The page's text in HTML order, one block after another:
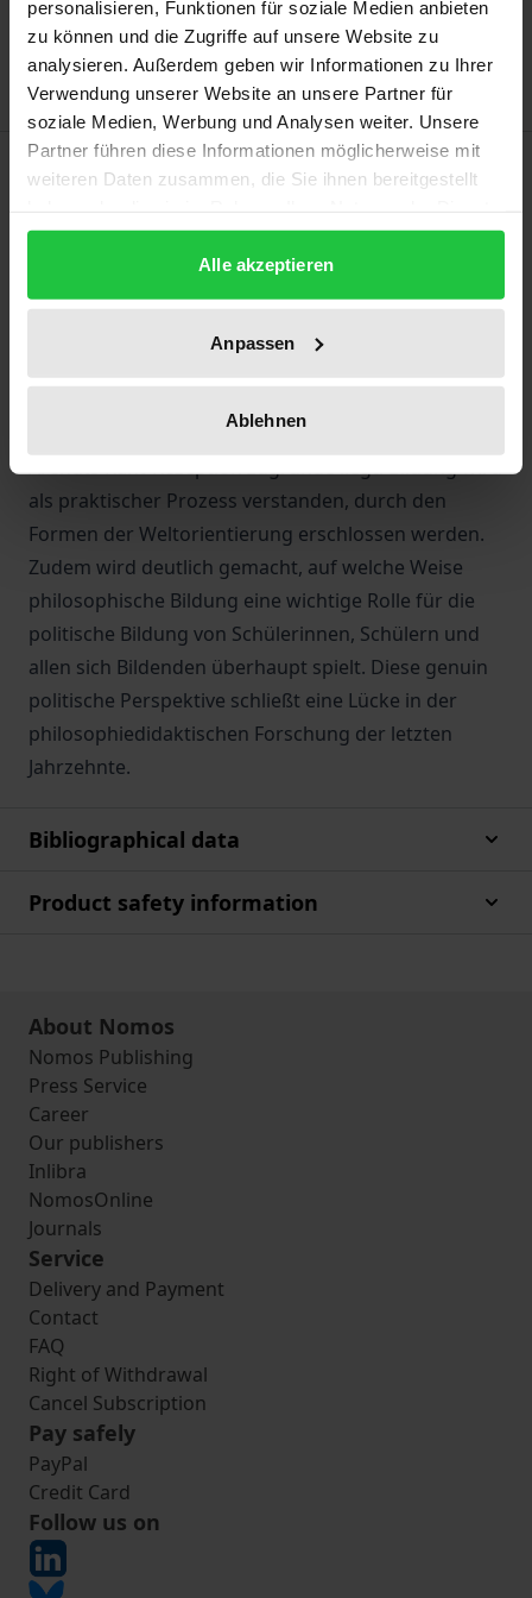
personalisieren, Funktionen für soziale Medien anbieten
zu können und die Zugriffe auf unsere Website zu
analysieren. Außerdem geben wir Informationen zu Ihrer
Verwendung unserer Website an unsere Partner für
soziale Medien, Werbung und Analysen weiter. Unsere
Partner führen diese Informationen möglicherweise mit
weiteren Daten zusammen, die Sie ihnen bereitgestellt
gesammelt haben.
Alle akzeptieren
Anpassen
Ablehnen
Add to Wish List
Delivery cost notice
Description
Die Arbeit formuliert einen zeitgemäßen
Bildungsbegriff, der sich dennoch nicht in dem
technologischen Kompetenzdenken erschöpft, das
den gegenwärtigen Mainstream von
hermeneutischen Verfahrens, welches Hannah
Arendts Kant-Rezeption zugrunde liegt. Bildung wird
als praktischer Prozess verstanden, durch den
Formen der Weltorientierung erschlossen werden.
Zudem wird deutlich gemacht, auf welche Weise
philosophische Bildung eine wichtige Rolle für die
politische Bildung von Schülerinnen, Schülern und
allen sich Bildenden überhaupt spielt. Diese genuin
politische Perspektive schließt eine Lücke in der
philosophiedidaktischen Forschung der letzten
Jahrzehnte.
Bibliographical data
Product safety information
About Nomos
Nomos Publishing
Press Service
Career
Our publishers
Inlibra
NomosOnline
Journals
Service
Delivery and Payment
Contact
FAQ
Right of Withdrawal
Cancel Subscription
Pay safely
PayPal
Credit Card
Follow us on